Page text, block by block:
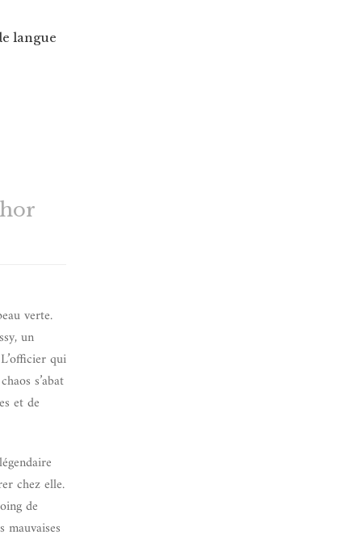
langue
verte.
un
qui
s’abat
et de
chez elle.
de